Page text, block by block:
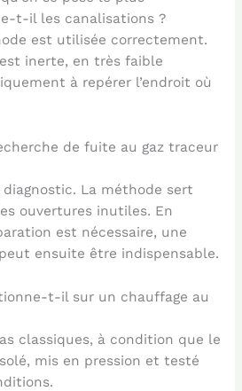
t-il les canalisations ?
est utilisée correctement.
inerte, en très faible
à repérer l’endroit où
de fuite au gaz traceur
La méthode sert
ouvertures inutiles. En
est nécessaire, une
ensuite être indispensable.
t-il sur un chauffage au
classiques, à condition que le
mis en pression et testé